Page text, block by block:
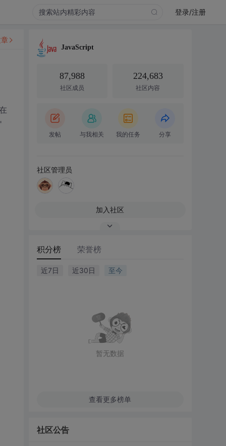
登录/注册
JavaScript
87,988
社区成员
224,683
社区内容
发帖 与我相关 我的任务 分享
社区管理员
加入社区
积分榜 荣誉榜
近7日 近30日 至今
暂无数据
查看更多榜单
社区公告